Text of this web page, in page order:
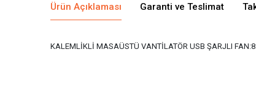
Ürün Açıklaması Garanti ve Teslimat
KALEMLİKLİ MASAÜSTÜ VANTİLATÖR USB ŞARJLI